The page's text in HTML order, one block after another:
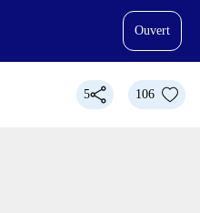
Ouvert
5 106